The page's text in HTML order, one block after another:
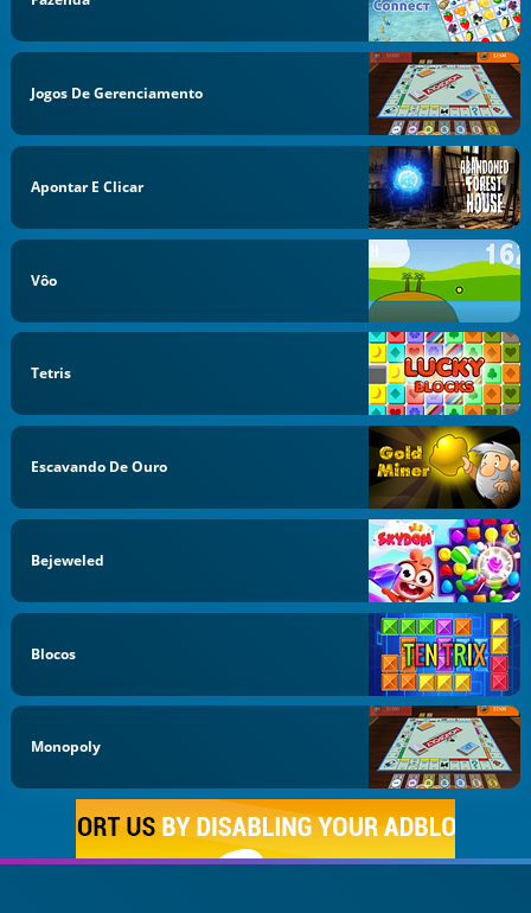
Jogos De Gerenciamento
Apontar E Clicar
Vôo
Tetris
Escavando De Ouro
Bejeweled
Blocos
Monopoly